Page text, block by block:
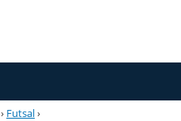
› Futsal›